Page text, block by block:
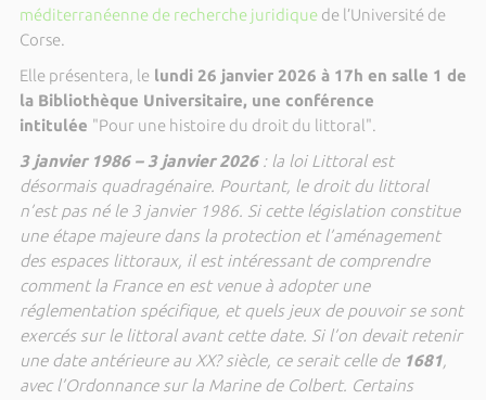
méditerranéenne de recherche juridique de l’Université de
Corse.
Elle présentera, lelundi 26 janvier 2026 à 17h en salle 1 de
la Bibliothèque Universitaire, une conférence
intitulée "Pour une histoire du droit du littoral".
3 janvier 1986 – 3 janvier 2026: la loi Littoral est
désormais quadragénaire. Pourtant, le droit du littoral
n’est pas né le 3 janvier 1986. Si cette législation constitue
une étape majeure dans la protection et l’aménagement
des espaces littoraux, il est intéressant de comprendre
comment la France en est venue à adopter une
réglementation spécifique, et quels jeux de pouvoir se sont
exercés sur le littoral avant cette date. Si l’on devait retenir
une date antérieure au XX? siècle, ce serait celle de 1681,
avec l’Ordonnance sur la Marine de Colbert. Certains